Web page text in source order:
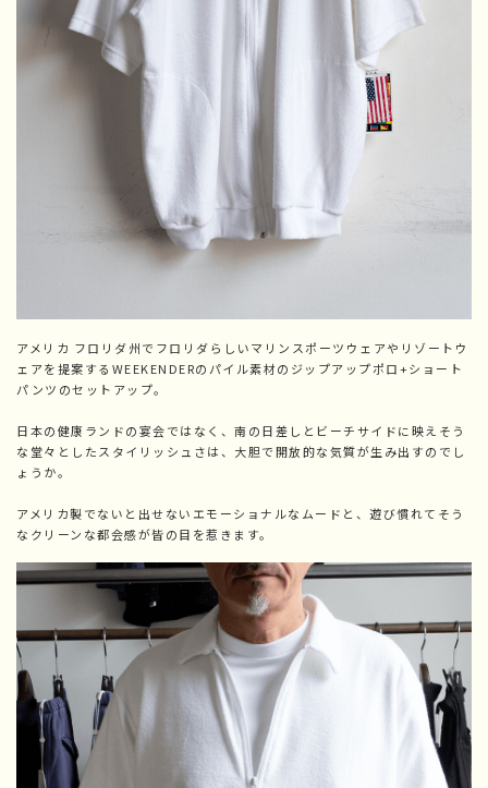
アメリカ フロリダ州でフロリダらしいマリンスポーツウェアやリゾートウ
ェアを提案するWEEKENDERのパイル素材のジップアップポロ+ショート
パンツのセットアップ。
日本の健康ランドの宴会ではなく、南の日差しとビーチサイドに映えそう
な堂々としたスタイリッシュさは、大胆で開放的な気質が生み出すのでし
ょうか。
アメリカ製でないと出せないエモーショナルなムードと、遊び慣れてそう
なクリーンな都会感が皆の目を惹きます。